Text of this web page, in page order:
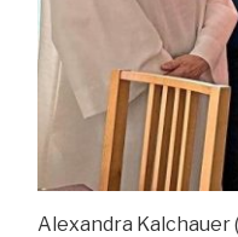
Alexandra Kalchauer